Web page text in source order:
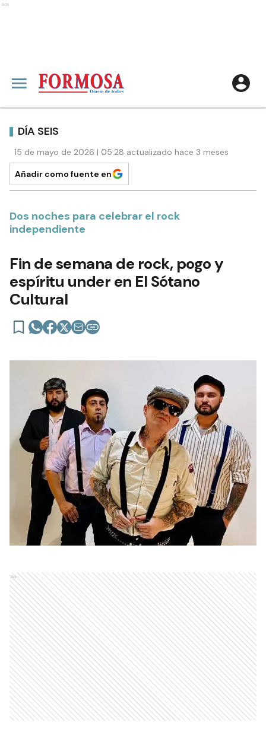
Ads
DÍA SEIS
15 de mayo de 2026 | 05:28 actualizado hace 3 meses
Añadir como fuente en
Dos noches para celebrar el rock
independiente
Fin de semana de rock, pogo y
espíritu under en El Sótano
Cultural
Ads